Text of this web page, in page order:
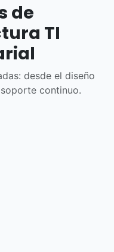
de
TI
desde el diseño
continuo.